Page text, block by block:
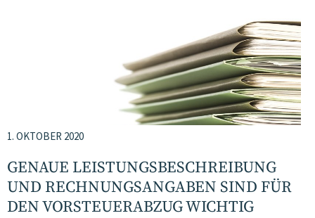
1. OKTOBER 2020
GENAUE LEISTUNGSBESCHREIBUNG
UND RECHNUNGSANGABEN SIND FÜR
DEN VORSTEUERABZUG WICHTIG